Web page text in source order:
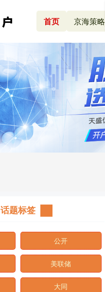
首页 京海策略
话题标签
公开
美联储
大同